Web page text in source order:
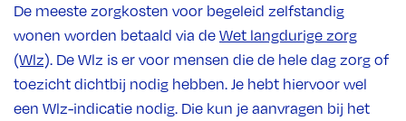
De meeste zorgkosten voor begeleid zelfstandig
wonen worden betaald via de Wet langdurige zorg
(Wlz). De Wlz is er voor mensen die de hele dag zorg of
toezicht dichtbij nodig hebben. Je hebt hiervoor wel
een Wlz-indicatie nodig. Die kun je aanvragen bij het